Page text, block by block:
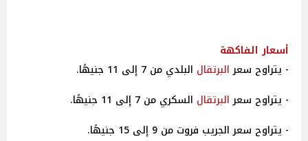
أسعار الفاكهة
- يتراوح سعرالبرتقال البلدي من 7 إلى 11 جنيهًا.
- يتراوح سعرالبرتقال السكري من 7 إلى 11 جنيهًا.
- يتراوح سعر الجريب فروت من 9 إلى 15 جنيهًا.